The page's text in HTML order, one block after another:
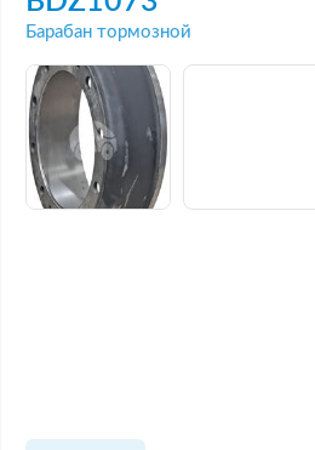
Барабан тормозной